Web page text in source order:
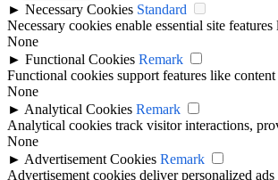
► Necessary Cookies Standard
Necessary cookies enable essential site
None
► Functional Cookies Remark
Functional cookies support features like
None
► Analytical Cookies Remark
Analytical cookies track visitor interactions,
None
► Advertisement Cookies Remark
Advertisement cookies deliver personalized